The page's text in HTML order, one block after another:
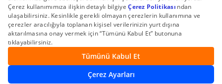
© 2026 Gedik Yatırım Menkul Değerler AŞ. Tüm Hakları